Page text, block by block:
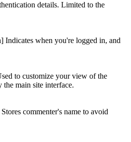
details. Limited to the
Indicates when you're logged in, and
to customize your view of the
the main site interface.
Stores commenter's name to avoid